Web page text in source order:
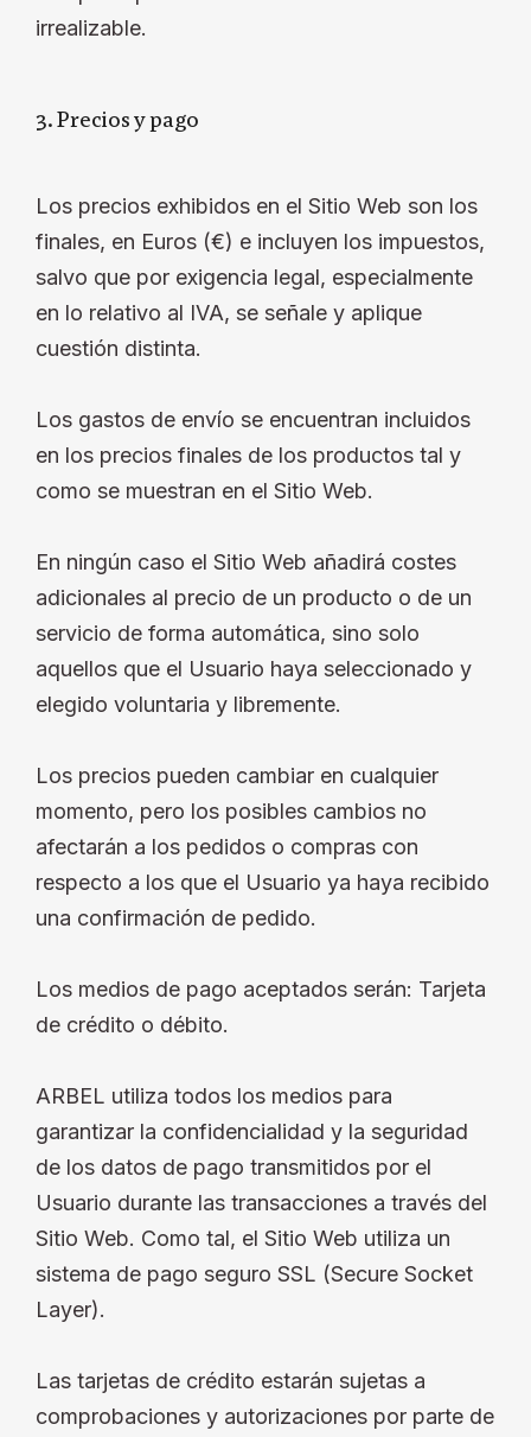
irrealizable.
3. Precios y pago
Los precios exhibidos en el Sitio Web son los
finales, en Euros (€) e incluyen los impuestos,
salvo que por exigencia legal, especialmente
en lo relativo al IVA, se señale y aplique
cuestión distinta.
Los gastos de envío se encuentran incluidos
en los precios finales de los productos tal y
como se muestran en el Sitio Web.
En ningún caso el Sitio Web añadirá costes
adicionales al precio de un producto o de un
servicio de forma automática, sino solo
aquellos que el Usuario haya seleccionado y
elegido voluntaria y libremente.
Los precios pueden cambiar en cualquier
momento, pero los posibles cambios no
afectarán a los pedidos o compras con
respecto a los que el Usuario ya haya recibido
una confirmación de pedido.
Los medios de pago aceptados serán: Tarjeta
de crédito o débito.
ARBEL utiliza todos los medios para
garantizar la confidencialidad y la seguridad
de los datos de pago transmitidos por el
Usuario durante las transacciones a través del
Sitio Web. Como tal, el Sitio Web utiliza un
sistema de pago seguro SSL (Secure Socket
Layer).
Las tarjetas de crédito estarán sujetas a
comprobaciones y autorizaciones por parte de